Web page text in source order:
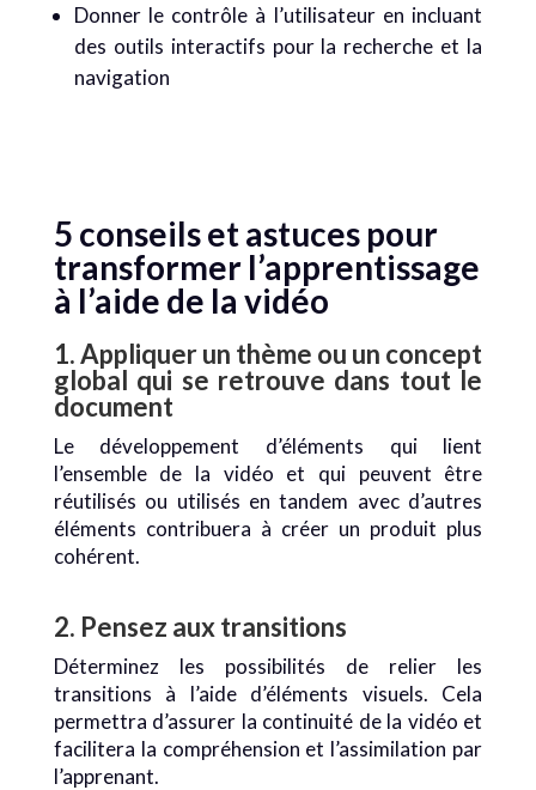
Donner le contrôle à l’utilisateur en incluant
des outils interactifs pour la recherche et la
navigation
5 conseils et astuces pour
transformer l’apprentissage
à l’aide de la vidéo
1. Appliquer un thème ou un concept
global qui se retrouve dans tout le
document
Le développement d’éléments qui lient
l’ensemble de la vidéo et qui peuvent être
réutilisés ou utilisés en tandem avec d’autres
éléments contribuera à créer un produit plus
cohérent.
2. Pensez aux transitions
Déterminez les possibilités de relier les
transitions à l’aide d’éléments visuels. Cela
permettra d’assurer la continuité de la vidéo et
facilitera la compréhension et l’assimilation par
l’apprenant.